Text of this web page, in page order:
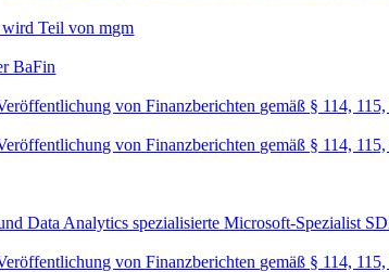
wird Teil von mgm
BaFin
von Finanzberichten gemäß § 114,
von Finanzberichten gemäß § 114,
Data Analytics spezialisierte Microsoft-Spezialist
von Finanzberichten gemäß § 114,